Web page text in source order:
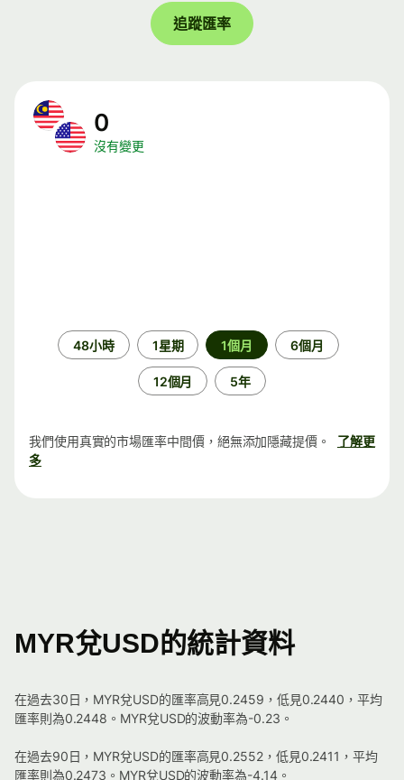
追蹤匯率
0
沒有變更
48小時 1星期 1個月 6個月
12個月 5年
我們使用真實的市場匯率中間價，絕無添加隱藏提價。
了解更
多
MYR兌USD的統計資料
在過去30日，MYR兌USD的匯率高見0.2459，低見0.2440，平均
匯率則為0.2448。MYR兌USD的波動率為-0.23。
在過去90日，MYR兌USD的匯率高見0.2552，低見0.2411，平均
匯率則為0.2473。MYR兌USD的波動率為-4.14。